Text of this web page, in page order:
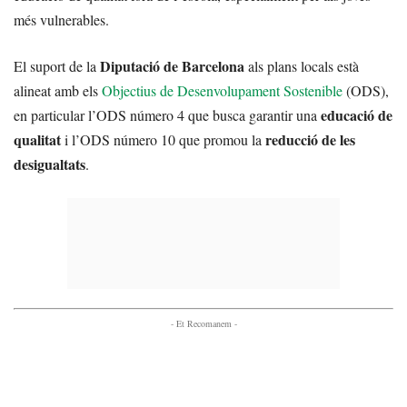
més vulnerables.
El suport de la Diputació de Barcelonaals plans locals està
alineat amb elsObjectius de Desenvolupament Sostenible(ODS),
en particular l’ODS número 4 que busca garantir una educació de
qualitati l’ODS número 10 que promou la reducció de les
desigualtats.
- Et Recomanem -